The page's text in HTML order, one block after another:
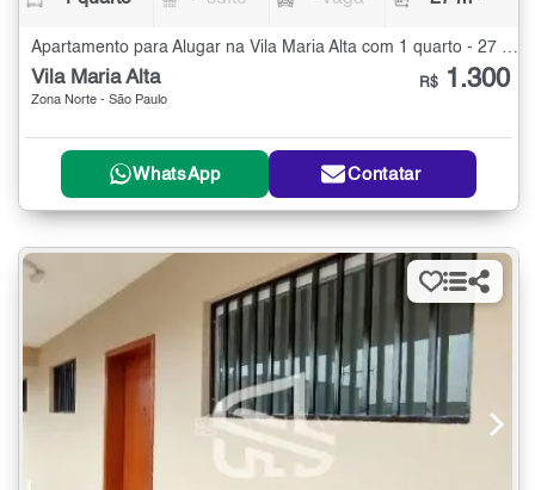
Apartamento para Alugar na Vila Maria Alta com 1 quarto - 27 m²
Vila Maria Alta
Zona Norte - São Paulo
R$ 1.300
WhatsApp Contatar